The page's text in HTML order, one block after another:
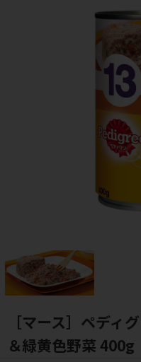
［マース］ペディ
＆緑黄色野菜 400g